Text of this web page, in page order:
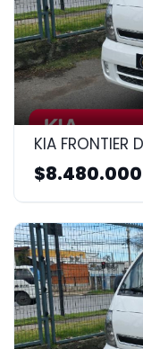
KIA FRONTIER
$8.480.000